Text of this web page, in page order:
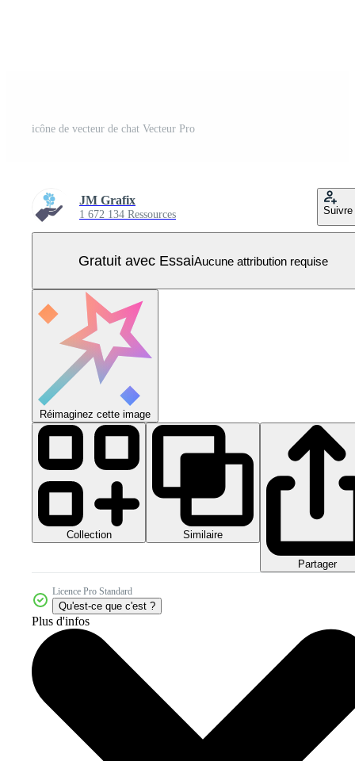
icône de vecteur de chat Vecteur Pro
JM Grafix
1 672 134 Ressources Suivre
Gratuit avec EssaiAucune attribution requise
Réimaginez cette image
Collection Similaire
Partager
Licence Pro Standard
Qu'est-ce que c'est ?
Plus d'infos